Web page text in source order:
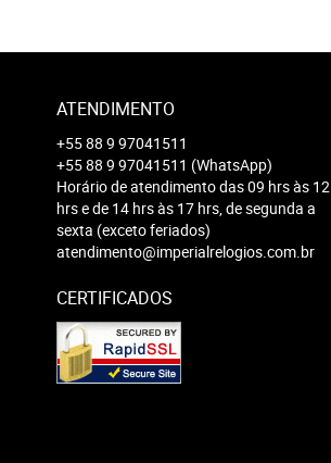
ATENDIMENTO
+55 88 9 97041511
+55 88 9 97041511 (WhatsApp)
Horário de atendimento das 09 hrs às 12
hrs e de 14 hrs às 17 hrs, de segunda a
sexta (exceto feriados)
atendimento@imperialrelogios.com.br
CERTIFICADOS